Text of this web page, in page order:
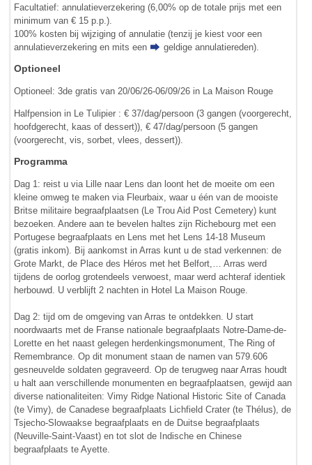
Facultatief: annulatieverzekering (6,00% op de totale prijs met een
minimum van € 15 p.p.).
100% kosten bij wijziging of annulatie (tenzij je kiest voor een
annulatieverzekering en mits een
geldige annulatiereden).
Optioneel
Optioneel: 3de gratis van 20/06/26-06/09/26 in La Maison Rouge
Halfpension in Le Tulipier : € 37/dag/persoon (3 gangen (voorgerecht,
hoofdgerecht, kaas of dessert)), € 47/dag/persoon (5 gangen
(voorgerecht, vis, sorbet, vlees, dessert)).
Programma
Dag 1: reist u via Lille naar Lens dan loont het de moeite om een
kleine omweg te maken via Fleurbaix, waar u één van de mooiste
Britse militaire begraafplaatsen (Le Trou Aid Post Cemetery) kunt
bezoeken. Andere aan te bevelen haltes zijn Richebourg met een
Portugese begraafplaats en Lens met het Lens 14-18 Museum
(gratis inkom). Bij aankomst in Arras kunt u de stad verkennen: de
Grote Markt, de Place des Héros met het Belfort,… Arras werd
tijdens de oorlog grotendeels verwoest, maar werd achteraf identiek
herbouwd. U verblijft 2 nachten in Hotel La Maison Rouge.
Dag 2: tijd om de omgeving van Arras te ontdekken. U start
noordwaarts met de Franse nationale begraafplaats Notre-Dame-de-
Lorette en het naast gelegen herdenkingsmonument, The Ring of
Remembrance. Op dit monument staan de namen van 579.606
gesneuvelde soldaten gegraveerd. Op de terugweg naar Arras houdt
u halt aan verschillende monumenten en begraafplaatsen, gewijd aan
diverse nationaliteiten: Vimy Ridge National Historic Site of Canada
(te Vimy), de Canadese begraafplaats Lichfield Crater (te Thélus), de
Tsjecho-Slowaakse begraafplaats en de Duitse begraafplaats
(Neuville-Saint-Vaast) en tot slot de Indische en Chinese
begraafplaats te Ayette.